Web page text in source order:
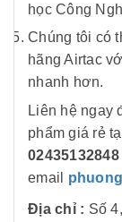
học Công
Chúng tôi có
hãng Airtac
nhanh hơn.
Liên hệ ngay
phẩm giá rẻ
02435132848
email
Địa chỉ : Số